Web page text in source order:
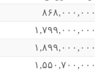
۸۶۸,۰۰۰,۰۰۰
۱,۷۹۹,۰۰۰,۰۰۰
۱,۸۹۹,۰۰۰,۰۰۰
۱,۵۵۰,۷۰۰,۰۰۰